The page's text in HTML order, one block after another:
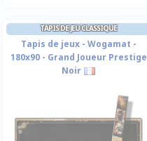
TAPIS DE JEU CLASSIQUE
Tapis de jeux - Wogamat -
180x90 - Grand Joueur Prestige
Noir